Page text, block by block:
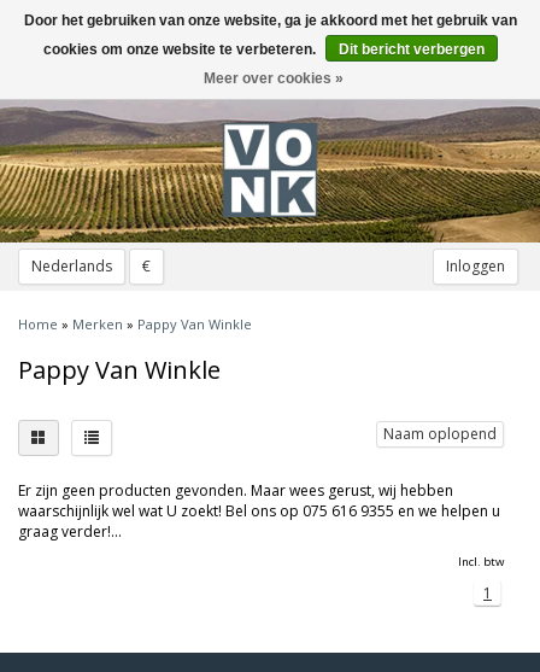
Nederlands € Inloggen
Toggle
navigation
Home » Merken » Pappy Van Winkle
Pappy Van Winkle
Naam oplopend
Er zijn geen producten gevonden. Maar wees gerust, wij hebben
waarschijnlijk wel wat U zoekt! Bel ons op 075 616 9355 en we helpen u
graag verder!...
Incl. btw
1
Door het gebruiken van onze website, ga je akkoord met het gebruik van
cookies om onze website te verbeteren.
Dit bericht verbergen
Meer over cookies »